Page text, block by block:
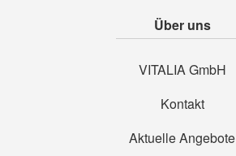
Über uns
VITALIA GmbH
Kontakt
Aktuelle Angebote